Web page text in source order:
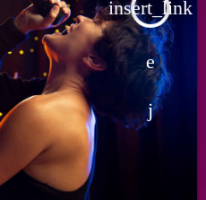
insert_link